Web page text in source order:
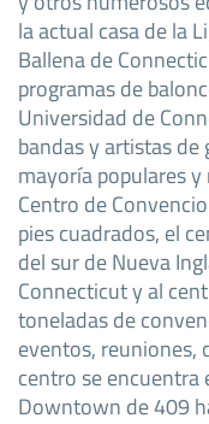
la actual casa de la
Ballena de
programas de
Universidad de
bandas y artistas de
mayoría populares
Centro de
pies cuadrados, el
del sur de Nueva
Connecticut y al
toneladas de
eventos, reuniones,
centro se
Downtown de 409